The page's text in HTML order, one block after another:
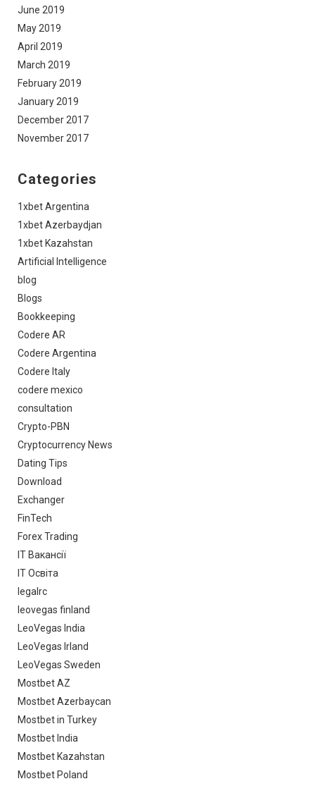
June 2019
May 2019
April 2019
March 2019
February 2019
January 2019
December 2017
November 2017
Categories
1xbet Argentina
1xbet Azerbaydjan
1xbet Kazahstan
Artificial Intelligence
blog
Blogs
Bookkeeping
Codere AR
Codere Argentina
Codere Italy
codere mexico
consultation
Crypto-PBN
Cryptocurrency News
Dating Tips
Download
Exchanger
FinTech
Forex Trading
IT Вакансії
IT Освіта
legalrc
leovegas finland
LeoVegas India
LeoVegas Irland
LeoVegas Sweden
Mostbet AZ
Mostbet Azerbaycan
Mostbet in Turkey
Mostbet India
Mostbet Kazahstan
Mostbet Poland